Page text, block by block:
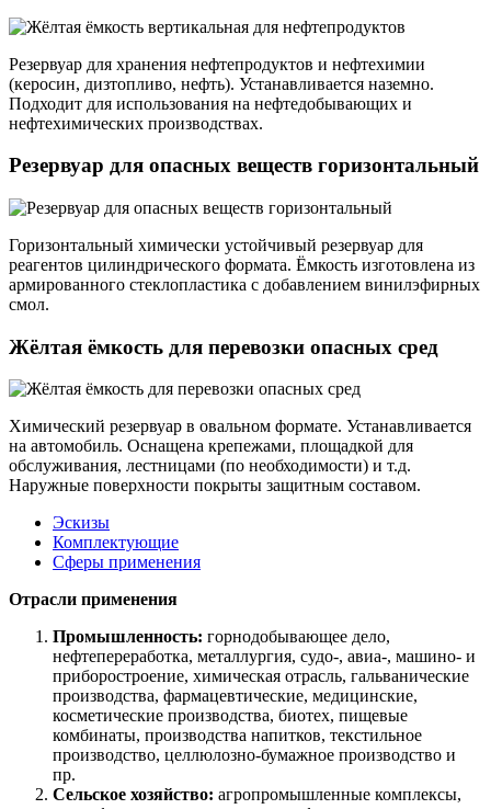
Резервуар для хранения нефтепродуктов и нефтехимии
(керосин, дизтопливо, нефть). Устанавливается наземно.
Подходит для использования на нефтедобывающих и
нефтехимических производствах.
Резервуар для опасных веществ горизонтальный
Горизонтальный химически устойчивый резервуар для
реагентов цилиндрического формата. Ёмкость изготовлена из
армированного стеклопластика с добавлением винилэфирных
смол.
Жёлтая ёмкость для перевозки опасных сред
Химический резервуар в овальном формате. Устанавливается
на автомобиль. Оснащена крепежами, площадкой для
обслуживания, лестницами (по необходимости) и т.д.
Наружные поверхности покрыты защитным составом.
Эскизы
Комплектующие
Сферы применения
Отрасли применения
Промышленность: горнодобывающее дело,
нефтепереработка, металлургия, судо-, авиа-, машино- и
приборостроение, химическая отрасль, гальванические
производства, фармацевтические, медицинские,
косметические производства, биотех, пищевые
комбинаты, производства напитков, текстильное
производство, целлюлозно-бумажное производство и
пр.
Сельское хозяйство: агропромышленные комплексы,